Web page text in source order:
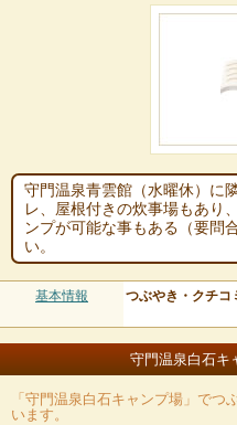
守門温泉青雲館（水曜休）に
レ、屋根付きの炊事場もあり
ンプが可能な事もある（要問
い。
基本情報 つぶやき・クチコ
守門温泉白石キ
「守門温泉白石キャンプ場」でつ
います。